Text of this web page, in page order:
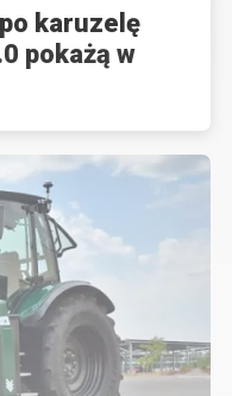
karuzelę
pokażą w